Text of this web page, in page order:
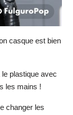
casque est bien
plastique avec
les mains !
changer les